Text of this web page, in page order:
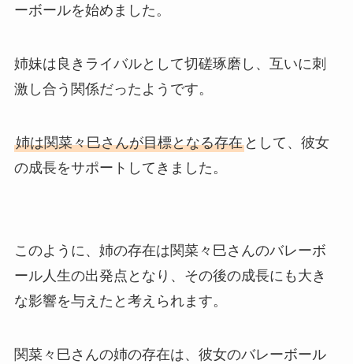
ーボールを始めました。
姉妹は良きライバルとして切磋琢磨し、互いに刺
激し合う関係だったようです。
姉は関菜々巳さんが目標となる存在として、彼女
の成長をサポートしてきました。
このように、姉の存在は関菜々巳さんのバレーボ
ール人生の出発点となり、その後の成長にも大き
な影響を与えたと考えられます。
関菜々巳さんの姉の存在は、彼女のバレーボール